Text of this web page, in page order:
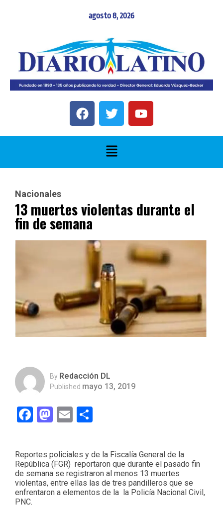
agosto 8, 2026
Nacionales
13 muertes violentas durante el
fin de semana
By Redacción DL
Published mayo 13, 2019
Facebook
Mastodon
Email
Reportes policiales y de la Fiscalía General de la
República (FGR) reportaron que durante el pasado fin
de semana se registraron al menos 13 muertes
violentas, entre ellas las de tres pandilleros que se
enfrentaron a elementos de la la Policía Nacional Civil,
PNC.